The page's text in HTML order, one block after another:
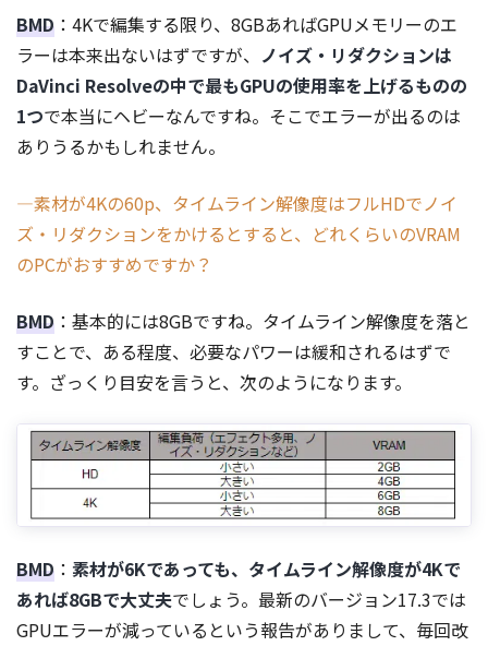
BMD ：4Kで編集する限り、8GBあればGPUメモリーのエ
ラーは本来出ないはずですが、 ノイズ・リダクションは
DaVinci Resolveの中で最もGPUの使用率を上げるものの
1つで本当にヘビーなんですね。そこでエラーが出るのは
ありうるかもしれません。
―素材が4Kの60p、タイムライン解像度はフルHDでノイ
ズ・リダクションをかけるとすると、どれくらいのVRAM
のPCがおすすめですか？
BMD ：基本的には8GBですね。タイムライン解像度を落と
すことで、ある程度、必要なパワーは緩和されるはずで
す。ざっくり目安を言うと、次のようになります。
BMD ： 素材が6Kであっても、タイムライン解像度が4Kで
あれば8GBで大丈夫でしょう。最新のバージョン17.3では
GPUエラーが減っているという報告がありまして、毎回改